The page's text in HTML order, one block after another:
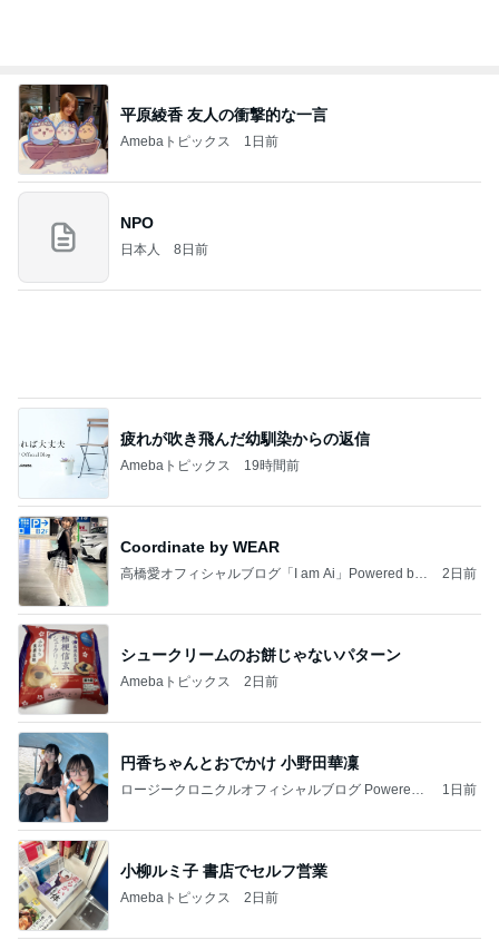
平原綾香 友人の衝撃的な一言
Amebaトピックス 1日前
NPO
日本人 8日前
疲れが吹き飛んだ幼馴染からの返信
Amebaトピックス 19時間前
Coordinate by WEAR
高橋愛オフィシャルブログ「I am Ai」Powered by
2日前
シュークリームのお餅じゃないパターン
Amebaトピックス 2日前
円香ちゃんとおでかけ 小野田華凜
ロージークロニクルオフィシャルブログ Powered
1日前
小柳ルミ子 書店でセルフ営業
Amebaトピックス 2日前